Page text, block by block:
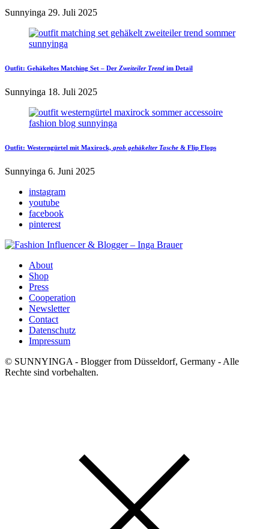
Sunnyinga 29. Juli 2025
Outfit: Gehäkeltes Matching Set – Der Zweiteiler Trend im Detail
Sunnyinga 18. Juli 2025
Outfit: Westerngürtel mit Maxirock, grob gehäkelter Tasche & Flip Flops
Sunnyinga 6. Juni 2025
instagram
youtube
facebook
pinterest
About
Shop
Press
Cooperation
Newsletter
Contact
Datenschutz
Impressum
© SUNNYINGA - Blogger from Düsseldorf, Germany - Alle
Rechte sind vorbehalten.